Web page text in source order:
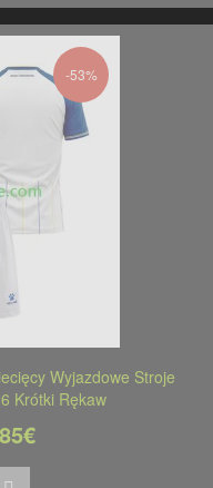
-53%
Wyjazdowe Stroje
Krótki Rękaw